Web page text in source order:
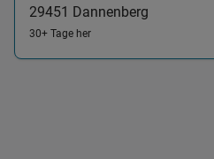
29451 Dannenberg
30+ Tage her